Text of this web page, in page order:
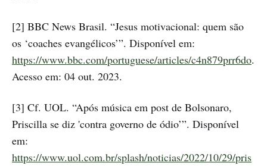
[2] BBC News Brasil. “Jesus motivacional: quem são
os ‘coaches evangélicos’”. Disponível em:
https://www.bbc.com/portuguese/articles/c4n879prr6do.
Acesso em: 04 out. 2023.
[3] Cf. UOL. “Após música em post de Bolsonaro,
Priscilla se diz 'contra governo de ódio’”. Disponível
em:
https://www.uol.com.br/splash/noticias/2022/10/29/pris